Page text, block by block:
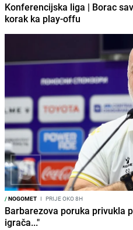
Konferencijska liga | Borac
korak ka play-offu
/NOGOMET I PRIJE OKO 8H
Barbarezova poruka privukla
igrača..."